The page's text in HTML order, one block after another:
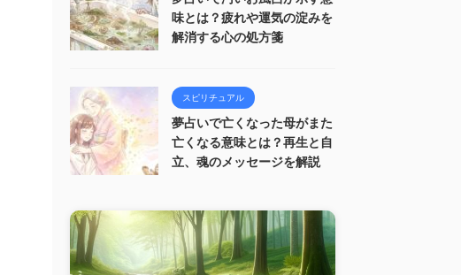
味とは？疲れや運気の淀みを
解消する心の処方箋
スピリチュアル
夢占いで亡くなった母がまた
亡くなる意味とは？再生と自
立、魂のメッセージを解説